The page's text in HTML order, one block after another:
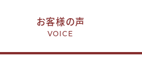
お客様の声
VOICE